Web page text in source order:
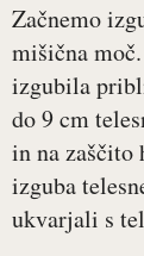
Začnemo
mišična
izgubila
do 9 cm
in na zaščito
izguba
ukvarjali s